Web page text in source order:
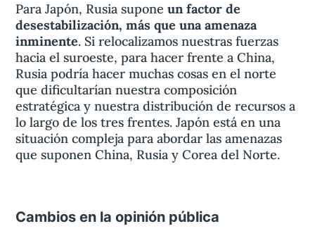
Para Japón, Rusia suponeun factor de
desestabilización, más que una amenaza
inminente. Si relocalizamos nuestras fuerzas
hacia el suroeste, para hacer frente a China,
Rusia podría hacer muchas cosas en el norte
que dificultarían nuestra composición
estratégica y nuestra distribución de recursos a
lo largo de los tres frentes. Japón está en una
situación compleja para abordar las amenazas
que suponen China, Rusia y Corea del Norte.
Cambios en la opinión pública